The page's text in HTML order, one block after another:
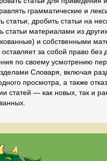
грамматические и
статьи, дробить статьи на
статьи материалами из
и собственными
за собой право без
по своему усмотрению
Словаря, включая
просмотра, а также
статей — как новых, так и